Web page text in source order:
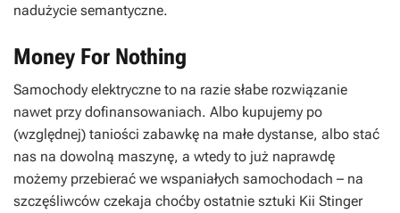
nadużycie semantyczne.
Money For Nothing
Samochody elektryczne to na razie słabe rozwiązanie
nawet przy dofinansowaniach. Albo kupujemy po
(względnej) taniości zabawkę na małe dystanse, albo stać
nas na dowolną maszynę, a wtedy to już naprawdę
możemy przebierać we wspaniałych samochodach – na
szczęśliwców czekaja choćby ostatnie sztuki Kii Stinger